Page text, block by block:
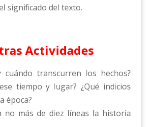
significado del texto.
Actividades
cuándo transcurren los hechos?
tiempo y lugar? ¿Qué indicios
época?
no más de diez líneas la historia